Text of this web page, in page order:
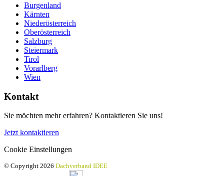
Burgenland
Kärnten
Niederösterreich
Oberösterreich
Salzburg
Steiermark
Tirol
Vorarlberg
Wien
Kontakt
Sie möchten mehr erfahren? Kontaktieren Sie uns!
Jetzt kontaktieren
Cookie Einstellungen
© Copyright 2026 Dachverband IDEE